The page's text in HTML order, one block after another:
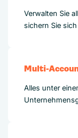
Verwalten Sie
sichern Sie
Multi-
Alles unter